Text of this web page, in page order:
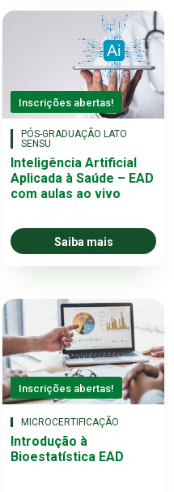
Inscrições abertas!
PÓS-GRADUAÇÃO LATO
SENSU
Inteligência Artificial
Aplicada à Saúde – EAD
com aulas ao vivo
Saiba mais
Inscrições abertas!
MICROCERTIFICAÇÃO
Introdução à
Bioestatística EAD